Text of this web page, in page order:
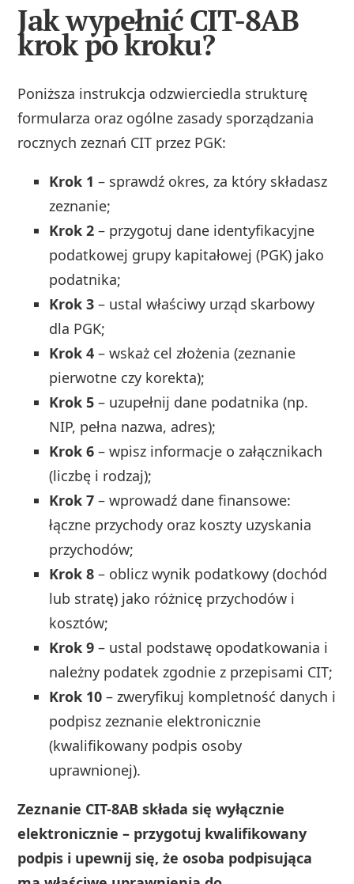
Jak wypełnić CIT-8AB
krok po kroku?
Poniższa instrukcja odzwierciedla strukturę
formularza oraz ogólne zasady sporządzania
rocznych zeznań CIT przez PGK:
Krok 1 – sprawdź okres, za który składasz
zeznanie;
Krok 2 – przygotuj dane identyfikacyjne
podatkowej grupy kapitałowej (PGK) jako
podatnika;
Krok 3 – ustal właściwy urząd skarbowy
dla PGK;
Krok 4 – wskaż cel złożenia (zeznanie
pierwotne czy korekta);
Krok 5 – uzupełnij dane podatnika (np.
NIP, pełna nazwa, adres);
Krok 6 – wpisz informacje o załącznikach
(liczbę i rodzaj);
Krok 7 – wprowadź dane finansowe:
łączne przychody oraz koszty uzyskania
przychodów;
Krok 8 – oblicz wynik podatkowy (dochód
lub stratę) jako różnicę przychodów i
kosztów;
Krok 9 – ustal podstawę opodatkowania i
należny podatek zgodnie z przepisami CIT;
Krok 10 – zweryfikuj kompletność danych i
podpisz zeznanie elektronicznie
(kwalifikowany podpis osoby
uprawnionej).
Zeznanie CIT-8AB składa się wyłącznie
elektronicznie – przygotuj kwalifikowany
podpis i upewnij się, że osoba podpisująca